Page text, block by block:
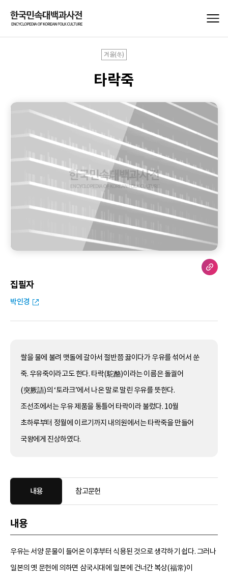
겨울(冬)
타락죽
집필자
박인경
쌀을 물에 불려 맷돌에 갈아서 절반쯤 끓이다가 우유를 섞어서 쑨
죽. 우유죽이라고도 한다. 타락(駝酪)이라는 이름은 돌궐어
(突厥語)의 ‘토라크’에서 나온 말로 말린 우유를 뜻한다.
조선조에서는 우유 제품을 통틀어 타락이라 불렀다. 10월
초하루부터 정월에 이르기까지 내의원에서는 타락죽을 만들어
국왕에게 진상하였다.
내용 참고문헌
내용
우유는 서양 문물이 들어온 이후부터 식용된 것으로 생각하기 쉽다. 그러나
일본의 옛 문헌에 의하면 삼국시대에 일본에 건너간 복상(福常)이